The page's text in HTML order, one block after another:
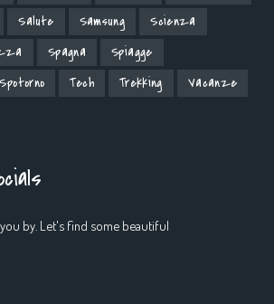
Salute Samsung
Scienza
Spagna
Spiagge
Spotorno Tech Trekking
Vacanze
by. Let's find some beautiful